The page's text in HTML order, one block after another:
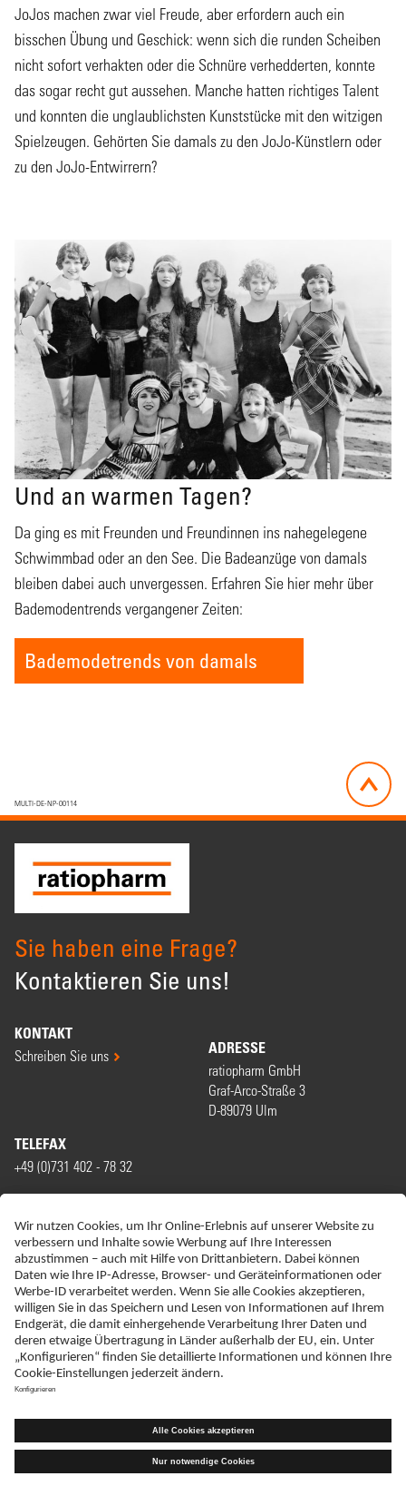
JoJos machen zwar viel Freude, aber erfordern auch ein
bisschen Übung und Geschick: wenn sich die runden Scheiben
nicht sofort verhakten oder die Schnüre verhedderten, konnte
das sogar recht gut aussehen. Manche hatten richtiges Talent
und konnten die unglaublichsten Kunststücke mit den witzigen
Spielzeugen. Gehörten Sie damals zu den JoJo-Künstlern oder
zu den JoJo-Entwirrern?
Und an warmen Tagen?
Da ging es mit Freunden und Freundinnen ins nahegelegene
Schwimmbad oder an den See. Die Badeanzüge von damals
bleiben dabei auch unvergessen. Erfahren Sie hier mehr über
Bademodentrends vergangener Zeiten:
Bademodetrends von damals
MULTI-DE-NP-00114
Sie haben eine Frage?
Kontaktieren Sie uns!
KONTAKT
Schreiben Sie uns ADRESSE
ratiopharm GmbH
Graf-Arco-Straße 3
D-89079 Ulm
TELEFAX
+49 (0)731 402 - 78 32
ERKLÄRUNG ZUR BARRIEREFREIHEIT
IMPRESSUM
DATENSCHUTZ
HAFTUNGSAUSSCHLUSS